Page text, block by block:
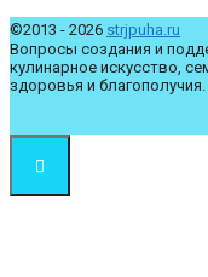
©2013 - 2026 strjpuha.ru
Вопросы создания и
кулинарное искусство,
здоровья и благополучия.